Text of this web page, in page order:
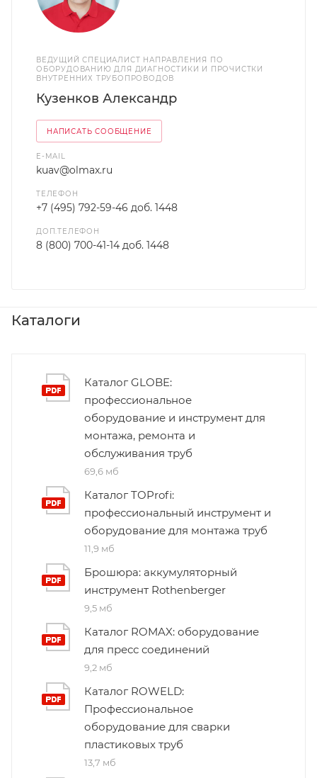
ВЕДУЩИЙ СПЕЦИАЛИСТ НАПРАВЛЕНИЯ ПО
ОБОРУДОВАНИЮ ДЛЯ ДИАГНОСТИКИ И ПРОЧИСТКИ
ВНУТРЕННИХ ТРУБОПРОВОДОВ
Кузенков Александр
НАПИСАТЬ СООБЩЕНИЕ
E-MAIL
kuav@olmax.ru
ТЕЛЕФОН
+7 (495) 792-59-46 доб. 1448
ДОП.ТЕЛЕФОН
8 (800) 700-41-14 доб. 1448
Каталоги
Каталог GLOBE:
профессиональное
оборудование и инструмент для
монтажа, ремонта и
обслуживания труб
69,6 мб
Каталог TOProfi:
профессиональный инструмент и
оборудование для монтажа труб
11,9 мб
Брошюра: аккумуляторный
инструмент Rothenberger
9,5 мб
Каталог ROMAX: оборудование
для пресс соединений
9,2 мб
Каталог ROWELD:
Профессиональное
оборудование для сварки
пластиковых труб
13,7 мб